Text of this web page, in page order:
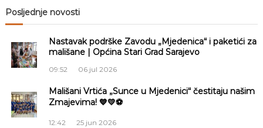
i
g
a
c
Posljednje novosti
Nastavak podrške Zavodu „Mjedenica“ i paketići za
mališane | Općina Stari Grad Sarajevo
09:52 06 jul 2026
Mališani Vrtića „Sunce u Mjedenici“ čestitaju našim
Zmajevima! 💙💛⚽
12:42 25 jun 2026